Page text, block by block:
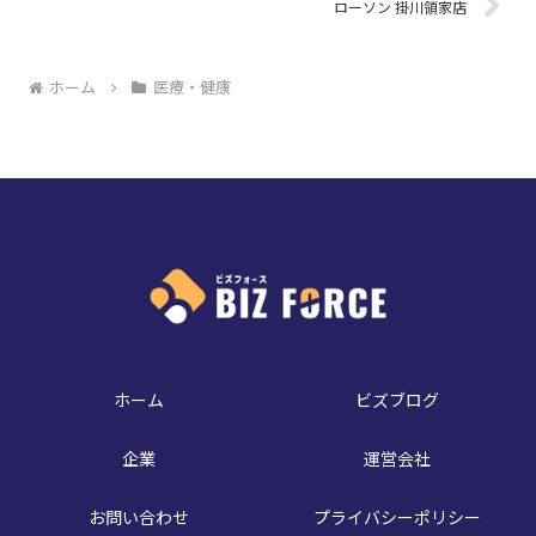
ローソン 掛川領家店
ホーム 医療・健康
ホーム ビズブログ
企業 運営会社
お問い合わせ プライバシーポリシー